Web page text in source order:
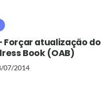
Forçar atualização do
Book (OAB)
07/2014